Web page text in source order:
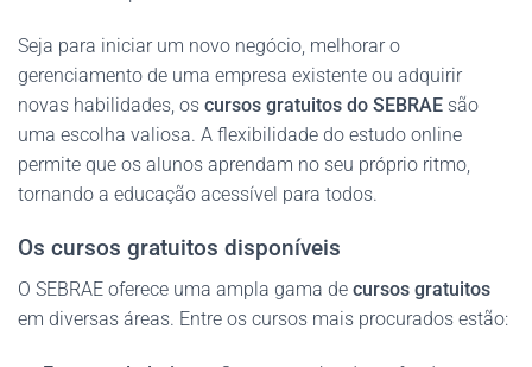
Seja para iniciar um novo negócio, melhorar o
gerenciamento de uma empresa existente ou adquirir
novas habilidades, os cursos gratuitos do SEBRAE são
uma escolha valiosa. A flexibilidade do estudo online
permite que os alunos aprendam no seu próprio ritmo,
tornando a educação acessível para todos.
Os cursos gratuitos disponíveis
O SEBRAE oferece uma ampla gama de cursos gratuitos
em diversas áreas. Entre os cursos mais procurados estão: